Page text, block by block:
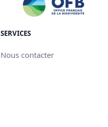
SERVICES
Nous contacter